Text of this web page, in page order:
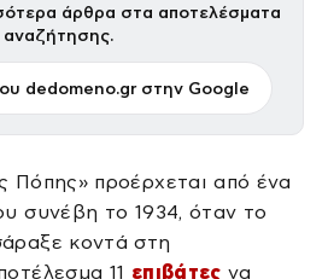
άρθρα στα αποτελέσματα
αναζήτησης.
dedomeno.gr στην Google
Πόπης» προέρχεται από ένα
συνέβη το 1934, όταν το
κοντά στη
11 επιβάτες να